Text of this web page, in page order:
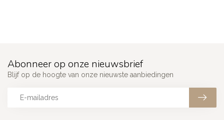
Abonneer op onze nieuwsbrief
Blijf op de hoogte van onze nieuwste aanbiedingen